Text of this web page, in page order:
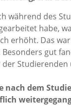
während des
habe,
erhöht. Das
gut
Studierenden
nach dem